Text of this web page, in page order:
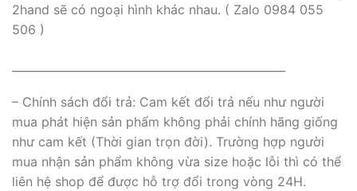
2hand sẽ có ngoại hình khác nhau. ( Zalo 0984 055
506 )
– Chính sách đổi trả: Cam kết đổi trả nếu như người
mua phát hiện sản phẩm không phải chính hãng giống
như cam kết (Thời gian trọn đời). Trường hợp người
mua nhận sản phẩm không vừa size hoặc lỗi thì có thể
liên hệ shop để được hỗ trợ đổi trong vòng 24H.